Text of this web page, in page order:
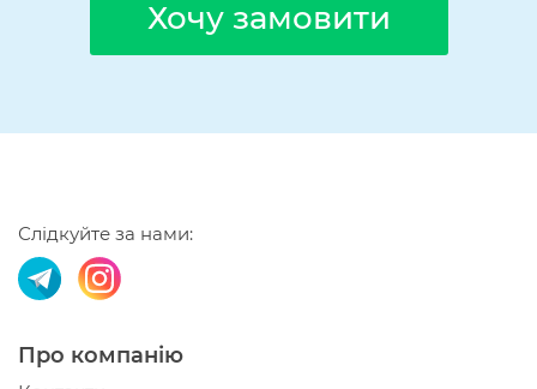
Хочу замовити
Слідкуйте за нами:
Про компанію